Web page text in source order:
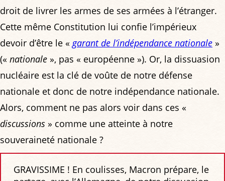
droit de livrer les armes de ses armées à l’étranger.
Cette même Constitution lui confie l’impérieux
devoir d’être le « garant de l’indépendance nationale »
(« nationale », pas « européenne »). Or, la dissuasion
nucléaire est la clé de voûte de notre défense
nationale et donc de notre indépendance nationale.
Alors, comment ne pas alors voir dans ces «
discussions » comme une atteinte à notre
souveraineté nationale ?
GRAVISSIME ! En coulisses, Macron prépare, le